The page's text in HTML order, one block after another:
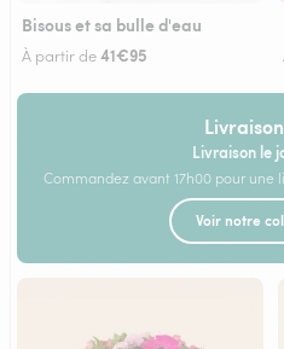
Bisous et sa bulle d'eau
À partir de41€95
Livraison le
Commandez avant 17h00 pour une
Voir notre